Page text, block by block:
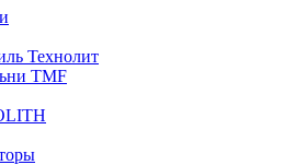
Технолит
TMF